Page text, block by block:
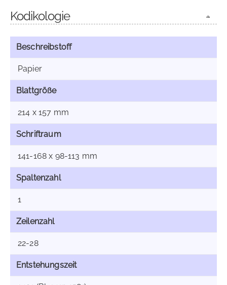
Kodikologie
Beschreibstoff
Papier
Blattgröße
214 x 157 mm
Schriftraum
141-168 x 98-113 mm
Spaltenzahl
1
Zeilenzahl
22-28
Entstehungszeit